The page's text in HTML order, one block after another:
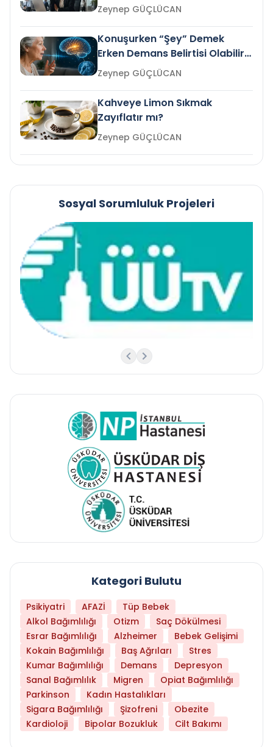
Gelir mi?Zeynep GÜÇLÜCAN
Konuşurken “Şey” Demek
Erken Demans Belirtisi Olabilir
mi?
Zeynep GÜÇLÜCAN
Kahveye Limon Sıkmak
Zayıflatır mı?
Zeynep GÜÇLÜCAN
Sosyal Sorumluluk Projeleri
Kategori Bulutu
Psikiyatri AFAZİ
Tüp Bebek
Alkol Bağımlılığı
Otizm
Saç Dökülmesi
Esrar Bağımlılığı
Alzheimer
Bebek Gelişimi
Kokain Bağımlılığı
Baş Ağrıları
Stres
Kumar Bağımlılığı
Demans
Depresyon
Sanal Bağımlılık
Migren
Opiat Bağımlılığı
Parkinson
Kadın Hastalıkları
Sigara Bağımlılığı
Şizofreni
Obezite
Kardioloji
Bipolar Bozukluk Cilt Bakımı